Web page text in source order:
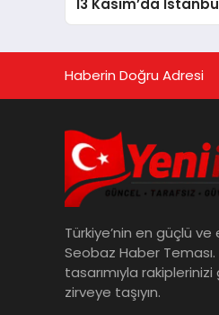
13 Kasım’da
Buluşmaya Hazır
Haberin Doğru Adresi
Türkiye’nin en güçlü
Seobaz Haber Teması.
tasarımıyla
zirveye taşıyın.